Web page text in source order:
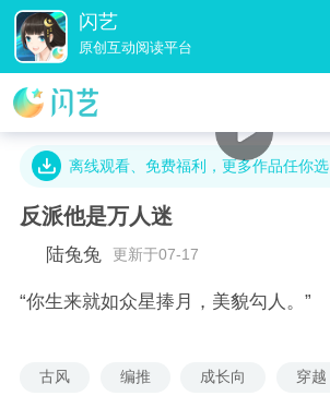
闪艺
原创互动阅读平台
12.1万字 · 9.5万人气 · 296.5M · 457.2万贡献值
离线观看、免费福利，更多作品任你选
反派他是万人迷
陆兔兔 更新于07-17
“你生来就如众星捧月，美貌勾人。”
古风 编推 成长向 穿越